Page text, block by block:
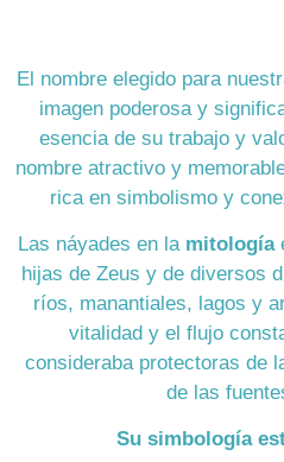
El nombre elegido para
imagen poderosa y
esencia de su trabajo y
nombre atractivo y
rica en simbolismo y
Las náyades en la mitología
hijas de Zeus y de diversos
ríos, manantiales, lagos y
vitalidad y el flujo
consideraba protectoras de
de las
Su simbología